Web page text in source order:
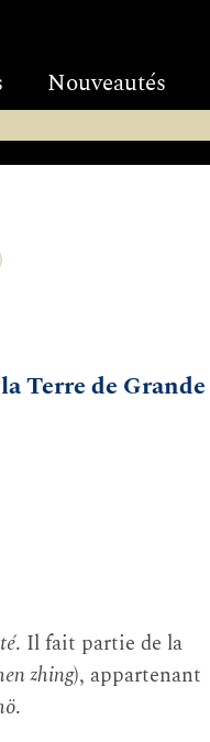
Nouveautés
Terre de Grande
. Il fait partie de la
zhing), appartenant
.